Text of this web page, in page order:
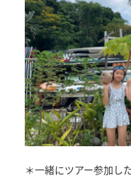
＊一緒にツアー参加し